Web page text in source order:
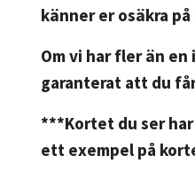
känner er osäkra
Om vi har fler än
garanterat att du
***Kortet du ser
ett exempel på